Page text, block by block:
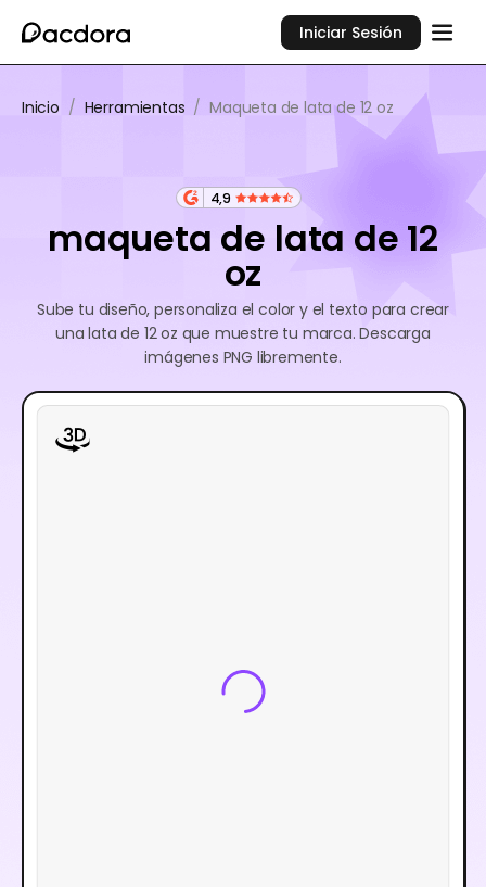
Iniciar Sesión
Inicio / Herramientas / Maqueta de lata de 12 oz
4,9
maqueta de lata de 12
oz
Sube tu diseño, personaliza el color y el texto para crear
una lata de 12 oz que muestre tu marca. Descarga
imágenes PNG libremente.